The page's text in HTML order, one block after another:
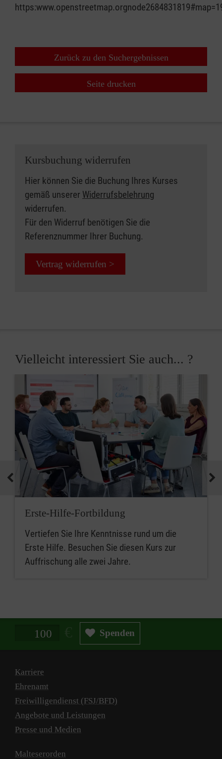
Zurück zu den Suchergebnissen
Seite drucken
Kursbuchung widerrufen
Hier können Sie die Buchung Ihres Kurses
gemäß unserer Widerrufsbelehrung
widerrufen.
Für den Widerruf benötigen Sie die
Referenznummer Ihrer Buchung.
Vertrag widerrufen >
Vielleicht interessiert Sie auch... ?
Erste-Hilfe-Fortbildung
Vertiefen Sie Ihre Kenntnisse rund um die
Erste Hilfe. Besuchen Sie diesen Kurs zur
Auffrischung alle zwei Jahre.
Spendenbetrag in Euro Spenden
Karriere
Ehrenamt
Freiwilligendienst (FSJ/BFD)
Angebote und Leistungen
Presse und Medien
Malteserorden